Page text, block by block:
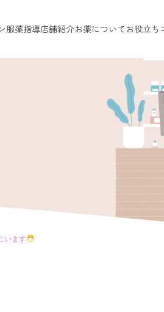
服薬指導店舗紹介お薬について お役立ち
います